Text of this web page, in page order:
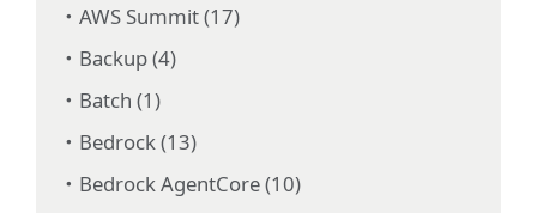
AWS Summit (17)
Backup (4)
Batch (1)
Bedrock (13)
Bedrock AgentCore (10)